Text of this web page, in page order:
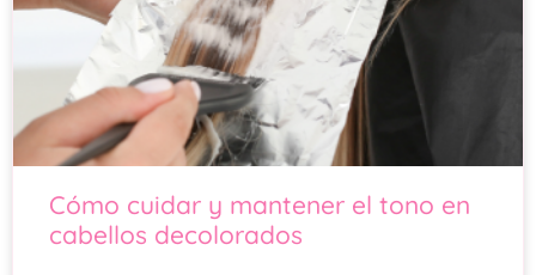
Cómo cuidar y mantener el tono en
cabellos decolorados